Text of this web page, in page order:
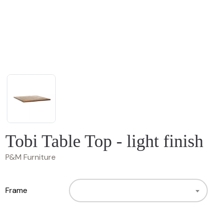
Tobi Table Top - light finish
P&M Furniture
Frame